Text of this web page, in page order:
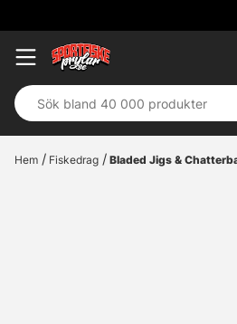
Hem Fiskedrag Bladed Jigs &